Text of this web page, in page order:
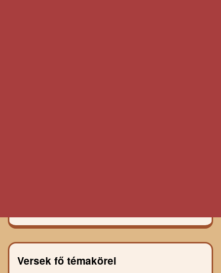
Versek fő témakörei